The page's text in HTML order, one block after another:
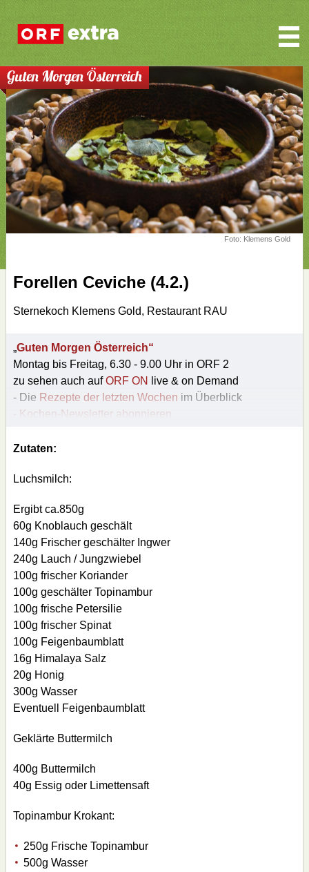
Foto: Klemens Gold
Guten Morgen Österreich
Forellen Ceviche (4.2.)
Sternekoch Klemens Gold, Restaurant RAU
„Guten Morgen Österreich“
Montag bis Freitag, 6.30 - 9.00 Uhr in ORF 2
zu sehen auch aufORF ON
live & on Demand
- Die Rezepte der letzten Wochen im Überblick
- Kochen-Newsletter abonnieren
Zutaten:
Luchsmilch:
Ergibt ca.850g
60g Knoblauch geschält
140g Frischer geschälter Ingwer
240g Lauch / Jungzwiebel
100g frischer Koriander
100g geschälter Topinambur
100g frische Petersilie
100g frischer Spinat
100g Feigenbaumblatt
16g Himalaya Salz
20g Honig
300g Wasser
Eventuell Feigenbaumblatt
Geklärte Buttermilch
400g Buttermilch
40g Essig oder Limettensaft
Topinambur Krokant:
250g Frische Topinambur
500g Wasser